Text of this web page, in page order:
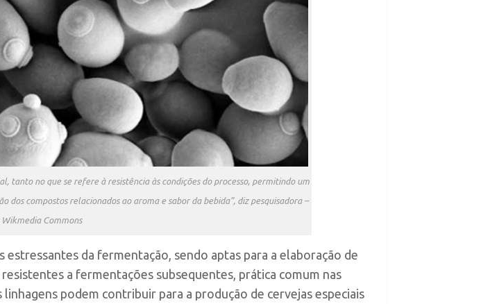
tanto no que se refere à resistência às condições do processo, permitindo um
compostos relacionados ao aroma e sabor da bebida”, diz pesquisadora –
Wikmedia Commons
estressantes da fermentação, sendo aptas para a elaboração de
a fermentações subsequentes, prática comum nas
podem contribuir para a produção de cervejas especiais